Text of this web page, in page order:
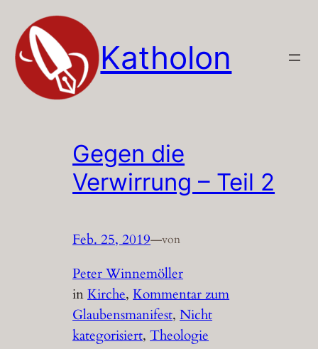
Inhalt
springen
Katholon
Gegen die
Verwirrung – Teil 2
Feb. 25, 2019—von
Peter Winnemöller
inKirche, Kommentar zum
Glaubensmanifest, Nicht
kategorisiert, Theologie